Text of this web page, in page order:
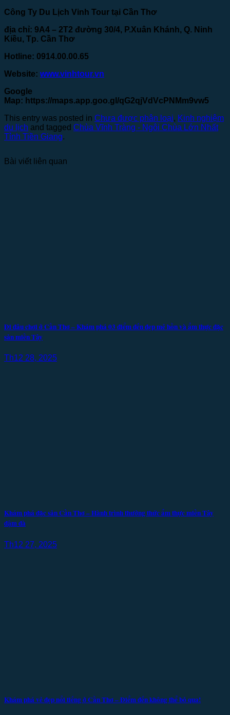
Công Ty Du Lịch Vinh Tour tại Cần Thơ
địa chỉ: 9A4 – 2T2 đường 30/4, P.Xuân Khánh, Q. Ninh
Kiều, Tp. Cần Thơ
Hotline: 0914.00.00.65
Website: www.vinhtour.vn
Google
Map: https://maps.app.goo.gl/qG2qjVdVcPNMm9vw5
This entry was posted in Chưa được phân loại, Kinh nghiệm
du lịch and tagged Chùa Vĩnh Tràng - Ngôi Chùa Lớn Nhất
Tỉnh Tiền Giang.
Bài viết liên quan
Đi đâu chơi ở Cần Thơ – Khám phá 03 điểm đến đẹp mê hồn và ẩm thực đặc
sản miền Tây
Th12 28, 2025
Khám phá đặc sản Cần Thơ – Hành trình thưởng thức ẩm thực miền Tây
đậm đà
Th12 27, 2025
Khám phá vẻ đẹp nổi tiếng ở Cần Thơ – Điểm đến không thể bỏ qua!